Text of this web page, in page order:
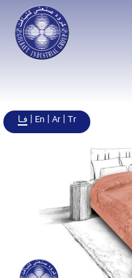
فـا| En|Ar|Tr